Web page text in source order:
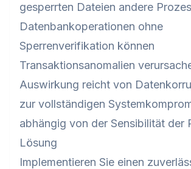
gesperrten Dateien andere
Datenbankoperationen ohne
Sperrenverifikation können
Transaktionsanomalien
Auswirkung reicht von
zur vollständigen
abhängig von der Sensibilität der
Lösung
Implementieren Sie einen